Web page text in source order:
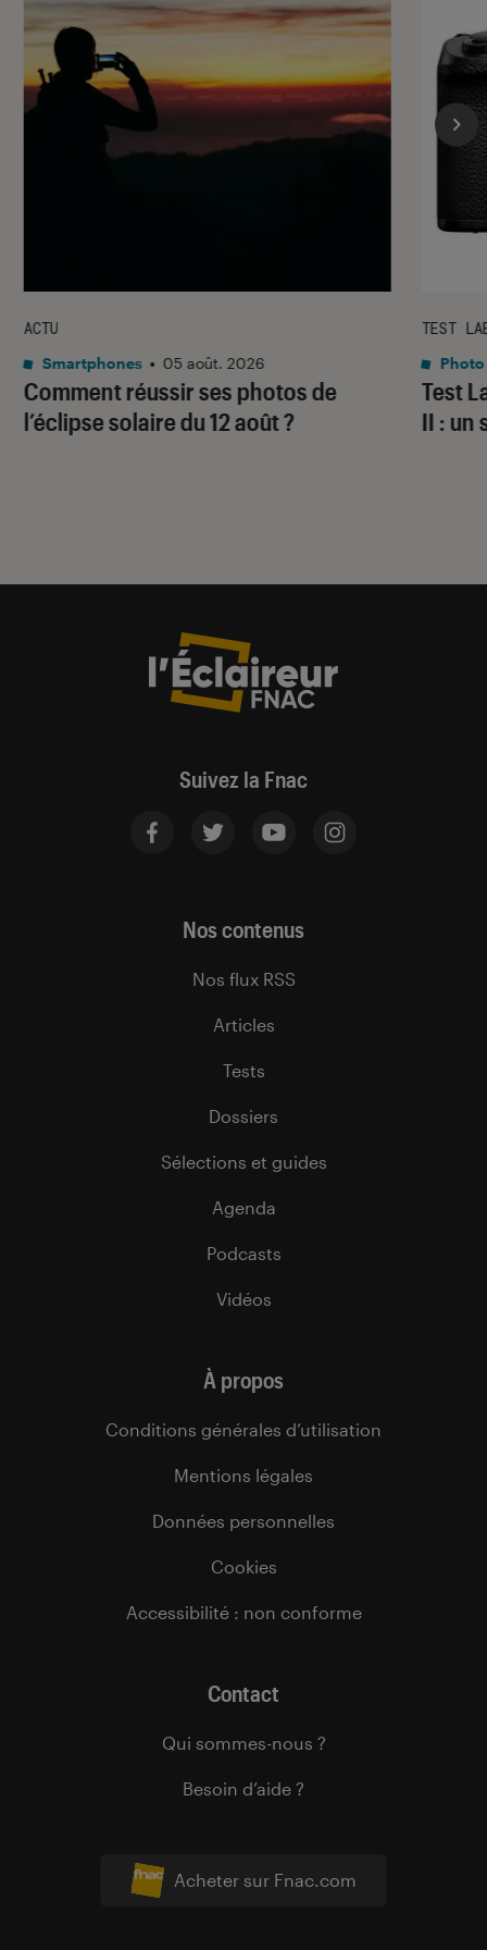
Comment réussir ses photos de
l’éclipse solaire du 12 août ?
ACTU
Smartphones • 05 août. 2026
Test
II : un
TEST
Photo
Suivez la Fnac
Acheter sur Fnac.com
Nos contenus
Nos flux RSS
Articles
Tests
Dossiers
Sélections et guides
Agenda
Podcasts
Vidéos
À propos
Conditions générales d’utilisation
Mentions légales
Données personnelles
Cookies
Accessibilité : non conforme
Contact
Qui sommes-nous ?
Besoin d’aide ?